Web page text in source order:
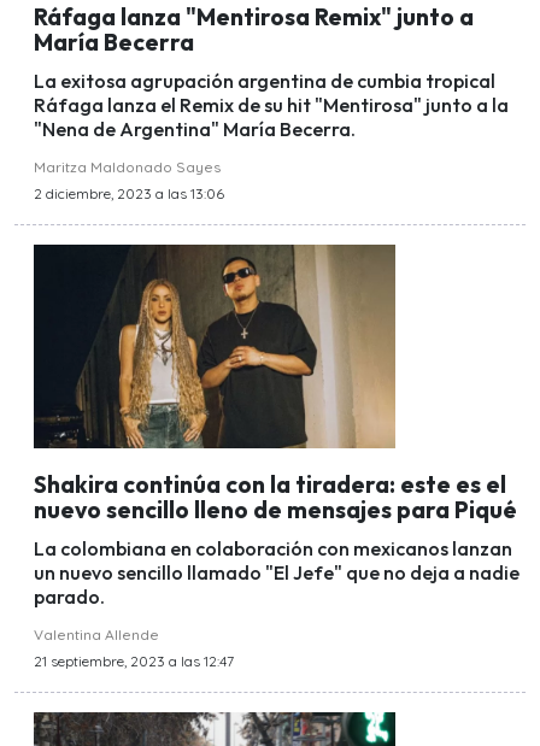
Ráfaga lanza "Mentirosa Remix" junto a
María Becerra
La exitosa agrupación argentina de cumbia tropical
Ráfaga lanza el Remix de su hit "Mentirosa" junto a la
"Nena de Argentina" María Becerra.
Maritza Maldonado Sayes
2 diciembre, 2023 a las 13:06
Shakira continúa con la tiradera: este es el
nuevo sencillo lleno de mensajes para Piqué
La colombiana en colaboración con mexicanos lanzan
un nuevo sencillo llamado "El Jefe" que no deja a nadie
parado.
Valentina Allende
21 septiembre, 2023 a las 12:47